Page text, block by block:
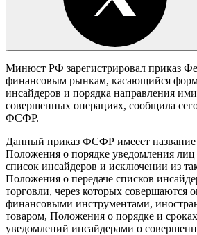
Минюст РФ зарегистрировал приказ
финансовым рынкам, касающийся
инсайдеров и порядка направления
совершенных операциях, сообщила
ФСФР.
Данный приказ ФСФР имееет
Положения о порядке уведомления
список инсайдеров и исключении из
Положения о передаче списков
торговли, через которых совершаются
финансовыми инструментами,
товаром, Положения о порядке и
уведомлений инсайдерами о